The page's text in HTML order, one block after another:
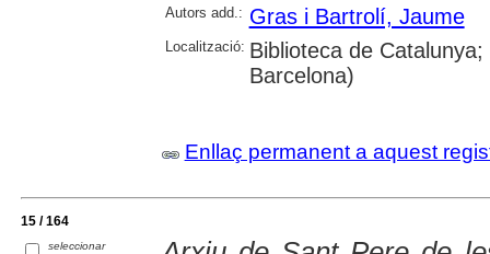
Autors add.: Gras i Bartrolí, Jaume
Localització: Biblioteca de
Barcelona)
Enllaç permanent a aquest
15 / 164
seleccionar